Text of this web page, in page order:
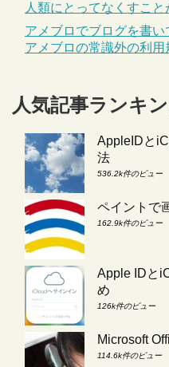
人類にとってなくすこ
アメブロでブログを書
アメブロの常識外の利用
人気記事ランキ
AppleIDと
法
536.2k件のビュー
ペイントで
162.9k件のビュー
Apple IDと
め
126k件のビュー
Microsoft
114.6k件のビュー